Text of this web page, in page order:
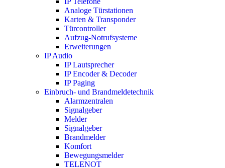
Analoge Türstationen
Karten & Transponder
Türcontroller
Aufzug-Notrufsysteme
Erweiterungen
IP Audio
IP Lautsprecher
IP Encoder & Decoder
IP Paging
Einbruch- und Brandmeldetechnik
Alarmzentralen
Signalgeber
Melder
Signalgeber
Brandmelder
Komfort
Bewegungsmelder
TELENOT